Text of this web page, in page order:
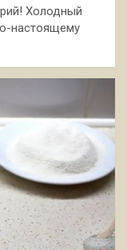
Холодный
настоящему